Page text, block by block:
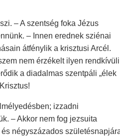
– A szentség foka Jézus
– Innen erednek sziénai
átfénylik a krisztusi Arcél.
nem érzékelt ilyen rendkívüli
a diadalmas szentpáli „élek
izzadni
– Akkor nem fog jezsuita
négyszázados